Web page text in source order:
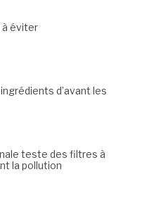
à éviter
d’avant les
teste des filtres à
la pollution